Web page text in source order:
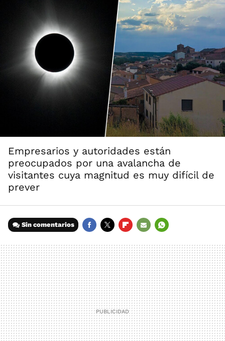
Empresarios y autoridades están
preocupados por una avalancha de
visitantes cuya magnitud es muy difícil de
prever
Sin comentarios
MAIL